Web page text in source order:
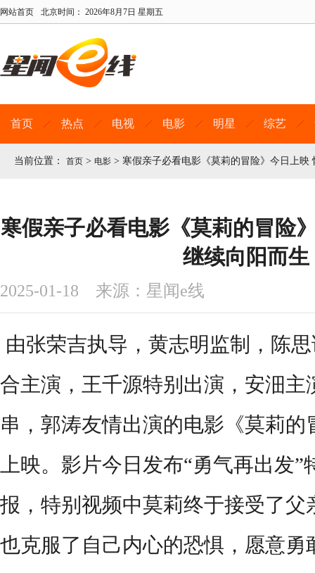
网站首页 北京时间： 2026年8月7日 星期五
首页 热点 电视 电影 明星 综艺
当前位置： 首页 > 电影 > 寒假亲子必看电影《莫莉的冒险》今日上映
寒假亲子必看电影《莫莉的冒险
继续向阳而生
2025-01-18 来源：星闻e线
由张荣吉执导，黄志明监制，陈
合主演，王千源特别出演，安沺主
串，郭涛友情出演的电影《莫莉
上映。影片今日发布“勇气再出发”
报，特别视频中莫莉终于接受了父
也克服了自己内心的恐惧，愿意勇